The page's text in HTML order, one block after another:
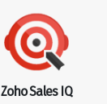
Zoho Sales IQ